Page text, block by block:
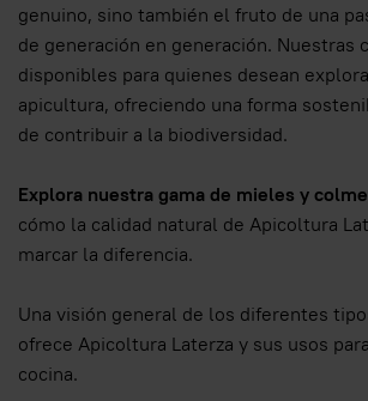
genuino, sino también el fruto de una
de generación en generación. Nuestras
disponibles para quienes desean
apicultura, ofreciendo una forma
de contribuir a la biodiversidad.
Explora nuestra gama de mieles y
cómo la calidad natural de Apicoltura
marcar la diferencia.
Una visión general de los diferentes
ofrece Apicoltura Laterza y sus usos
cocina.